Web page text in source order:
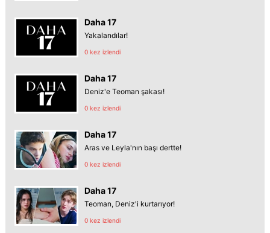
Daha 17
Yakalandılar!
0 kez izlendi
Daha 17
Deniz'e Teoman şakası!
0 kez izlendi
Daha 17
Aras ve Leyla'nın başı dertte!
0 kez izlendi
Daha 17
Teoman, Deniz'i kurtarıyor!
0 kez izlendi